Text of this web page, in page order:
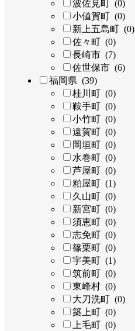
波佐見町 (0)
小値賀町 (0)
新上五島町 (0)
佐々町 (0)
長崎市 (7)
佐世保市 (6)
福岡県 (39)
桂川町 (0)
鞍手町 (0)
小竹町 (0)
遠賀町 (0)
岡垣町 (0)
水巻町 (0)
芦屋町 (0)
粕屋町 (1)
久山町 (0)
新宮町 (0)
須恵町 (0)
志免町 (0)
篠栗町 (0)
宇美町 (1)
筑前町 (0)
東峰村 (0)
大刀洗町 (0)
築上町 (0)
上毛町 (0)